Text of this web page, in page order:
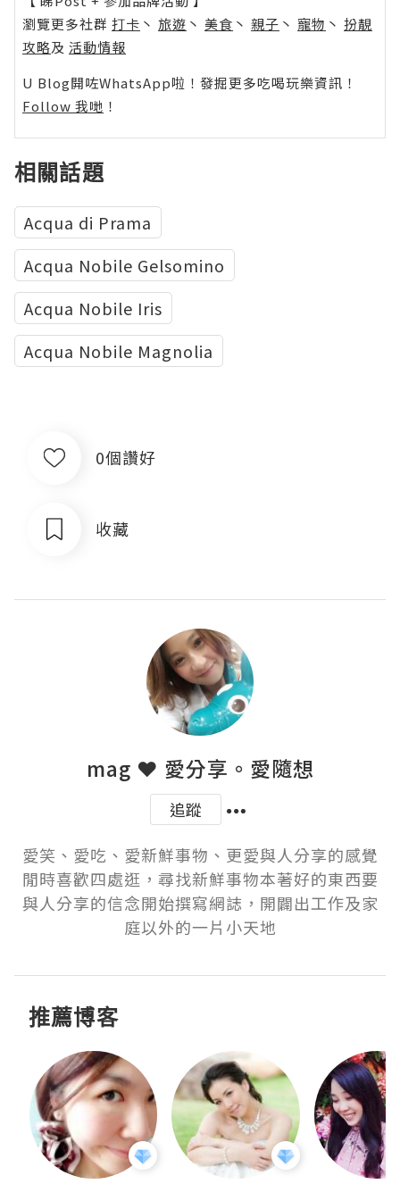
瀏覽更多社群 打卡 丶 旅遊 丶 美食 丶 親子 丶 寵物 丶 扮靚
攻略及 活動情報
U Blog開咗WhatsApp啦！發掘更多吃喝玩樂資訊！
Follow 我哋 ！
相關話題
Acqua di Prama
Acqua Nobile Gelsomino
Acqua Nobile Iris
Acqua Nobile Magnolia
0個讚好
收藏
mag ❤ 愛分享。愛隨想
追蹤
愛笑、愛吃、愛新鮮事物、更愛與人分享的感覺
閒時喜歡四處逛，尋找新鮮事物本著好的東西要
與人分享的信念開始撰寫網誌，開闢出工作及家
庭以外的一片小天地
推薦博客